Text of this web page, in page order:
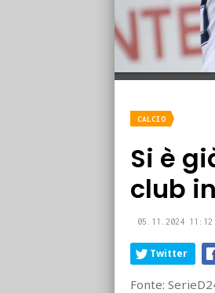
CALCIO
Si è
club
05.11.2024 11:12
Twitter
Fonte: